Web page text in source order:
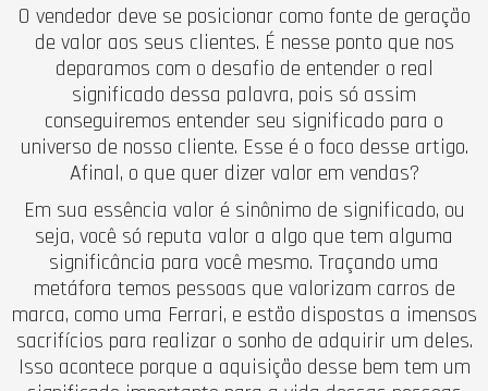
O vendedor deve se posicionar como fonte de geração
de valor aos seus clientes. É nesse ponto que nos
deparamos com o desafio de entender o real
significado dessa palavra, pois só assim
conseguiremos entender seu significado para o
universo de nosso cliente. Esse é o foco desse artigo.
Afinal, o que quer dizer valor em vendas?
Em sua essência valor é sinônimo de significado, ou
seja, você só reputa valor a algo que tem alguma
significância para você mesmo. Traçando uma
metáfora temos pessoas que valorizam carros de
marca, como uma Ferrari, e estão dispostas a imensos
sacrifícios para realizar o sonho de adquirir um deles.
Isso acontece porque a aquisição desse bem tem um